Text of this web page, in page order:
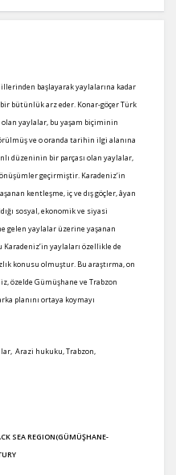
başlayarak yaylalarına kadar
bütünlük arz eder. Konar-göçer Türk
yaylalar, bu yaşam biçiminin
ve o oranda tarihin ilgi alanına
düzeninin bir parçası olan yaylalar,
geçirmiştir. Karadeniz’in
kentleşme, iç ve dış göçler, âyan
sosyal, ekonomik ve siyasi
gelen yaylalar üzerine yaşanan
yaylaları özellikle de
konusu olmuştur. Bu araştırma, on
özelde Gümüşhane ve Trabzon
planını ortaya koymayı
Arazi hukuku, Trabzon,
SEA REGION(GÜMÜŞHANE-